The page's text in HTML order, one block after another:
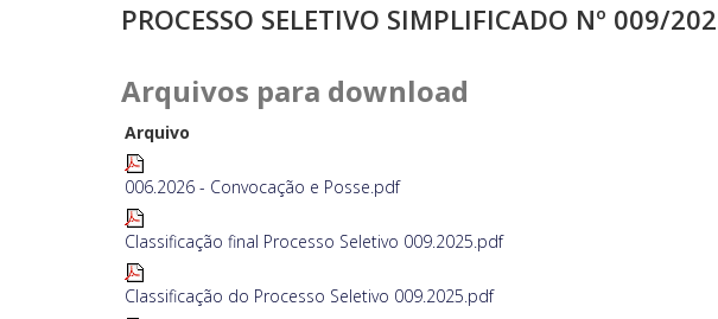
PROCESSO SELETIVO SIMPLIFICADO Nº 009/
Arquivos para download
Arquivo
006.2026 - Convocação e Posse.pdf
Classificação final Processo Seletivo 009.2025.pdf
Classificação do Processo Seletivo 009.2025.pdf